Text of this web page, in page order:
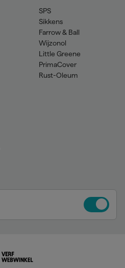
SPS
Sikkens
Farrow & Ball
Wijzonol
Little Greene
PrimaCover
Rust-Oleum